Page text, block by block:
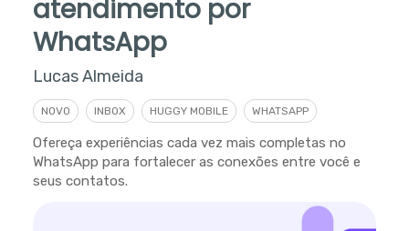
atendimento por
WhatsApp
Lucas Almeida
NOVO INBOX HUGGY MOBILE WHATSAPP
Ofereça experiências cada vez mais completas no
WhatsApp para fortalecer as conexões entre você e
seus contatos.